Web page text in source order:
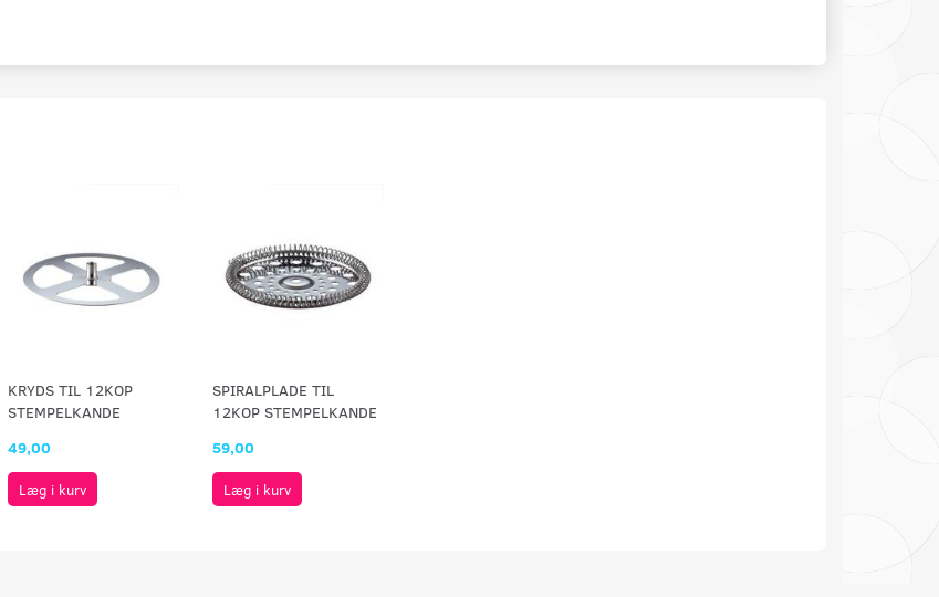
KRYDS TIL 12KOP
STEMPELKANDE
49,00
Læg i kurv
SPIRALPLADE TIL
12KOP STEMPELKANDE
59,00
Læg i kurv